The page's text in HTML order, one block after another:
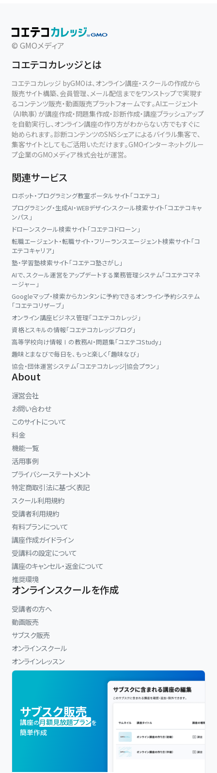
© GMOメディア
コエテコカレッジとは
コエテコカレッジ byGMOは、オンライン講座・スクールの作成から
販売サイト構築、会員管理、メール配信までをワンストップで実現す
るコンテンツ販売・動画販売プラットフォームです。AIエージェント
（AI執事）が講座作成・問題集作成・診断作成・講座ブラッシュアップ
を自動実行し、オンライン講座の作り方がわからない方でもすぐに
始められます。診断コンテンツのSNSシェアによるバイラル集客で、
集客サイトとしてもご活用いただけます。GMOインターネットグルー
プ企業のGMOメディア株式会社が運営。
関連サービス
ロボット・プログラミング教室ポータルサイト「コエテコ」
プログラミング・生成AI・WEBデザインスクール検索サイト「コエテコキャ
ンパス」
ドローンスクール検索サイト「コエテコドローン」
転職エージェント・転職サイト・フリーランスエージェント検索サイト「コ
エテコキャリア」
塾・学習塾検索サイト「コエテコ塾さがし」
AIで、スクール運営をアップデートする業務管理システム「コエテコマネ
ージャー」
Googleマップ・検索からカンタンに予約できるオンライン予約システム
「コエテコリザーブ」
オンライン講座ビジネス管理「コエテコカレッジ」
資格とスキルの情報「コエテコカレッジブログ」
高等学校向け情報Ⅰの教務AI・問題集「コエテコStudy」
趣味とまなびで毎日を、もっと楽しく「趣味なび」
協会・団体運営システム「コエテコカレッジ|協会プラン」
About
運営会社
お問い合わせ
このサイトについて
料金
機能一覧
活用事例
プライバシーステートメント
特定商取引法に基づく表記
スクール利用規約
受講者利用規約
有料プランについて
講座作成ガイドライン
受講料の設定について
講座のキャンセル・返金について
推奨環境
オンラインスクールを作成
受講者の方へ
動画販売
サブスク販売
オンラインスクール
オンラインレッスン
サブスク販売
講座の月額見放題プランを
簡単作成